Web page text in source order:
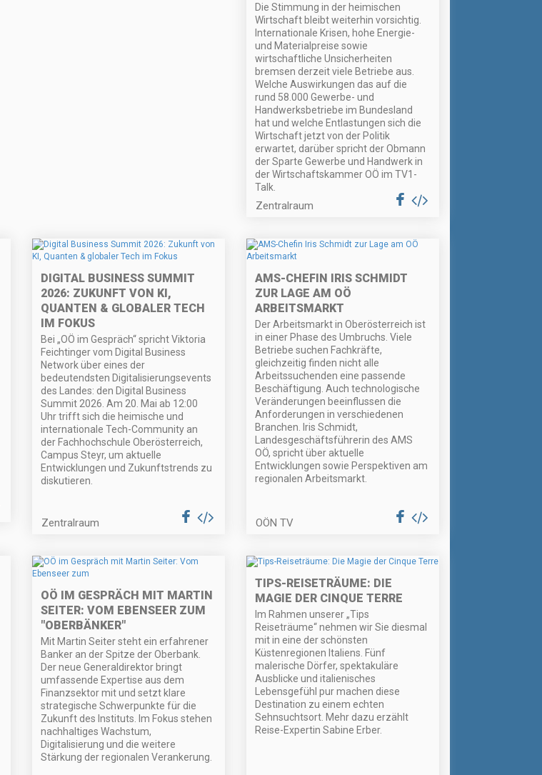
Die Stimmung in der heimischen
Wirtschaft bleibt weiterhin vorsichtig.
Internationale Krisen, hohe Energie-
und Materialpreise sowie
wirtschaftliche Unsicherheiten
bremsen derzeit viele Betriebe aus.
Welche Auswirkungen das auf die
rund 58.000 Gewerbe- und
Handwerksbetriebe im Bundesland
hat und welche Entlastungen sich die
Wirtschaft jetzt von der Politik
erwartet, darüber spricht der Obmann
der Sparte Gewerbe und Handwerk in
der Wirtschaftskammer OÖ im TV1-
Talk.
Zentralraum
DIGITAL BUSINESS SUMMIT
2026: ZUKUNFT VON KI,
QUANTEN & GLOBALER TECH
IM FOKUS
Bei „OÖ im Gespräch“ spricht Viktoria
Feichtinger vom Digital Business
Network über eines der
bedeutendsten Digitalisierungsevents
des Landes: den Digital Business
Summit 2026. Am 20. Mai ab 12:00
Uhr trifft sich die heimische und
internationale Tech-Community an
der Fachhochschule Oberösterreich,
Campus Steyr, um aktuelle
Entwicklungen und Zukunftstrends zu
diskutieren.
Zentralraum
AMS-CHEFIN IRIS SCHMIDT
ZUR LAGE AM OÖ
ARBEITSMARKT
Der Arbeitsmarkt in Oberösterreich ist
in einer Phase des Umbruchs. Viele
Betriebe suchen Fachkräfte,
gleichzeitig finden nicht alle
Arbeitssuchenden eine passende
Beschäftigung. Auch technologische
Veränderungen beeinflussen die
Anforderungen in verschiedenen
Branchen. Iris Schmidt,
Landesgeschäftsführerin des AMS
OÖ, spricht über aktuelle
Entwicklungen sowie Perspektiven am
regionalen Arbeitsmarkt.
OÖN TV
OÖ IM GESPRÄCH MIT MARTIN
SEITER: VOM EBENSEER ZUM
"OBERBÄNKER"
Mit Martin Seiter steht ein erfahrener
Banker an der Spitze der Oberbank.
Der neue Generaldirektor bringt
umfassende Expertise aus dem
Finanzsektor mit und setzt klare
strategische Schwerpunkte für die
Zukunft des Instituts. Im Fokus stehen
nachhaltiges Wachstum,
Digitalisierung und die weitere
Stärkung der regionalen Verankerung.
TIPS-REISETRÄUME: DIE
MAGIE DER CINQUE TERRE
Im Rahmen unserer „Tips
Reiseträume“ nehmen wir Sie diesmal
mit in eine der schönsten
Küstenregionen Italiens. Fünf
malerische Dörfer, spektakuläre
Ausblicke und italienisches
Lebensgefühl pur machen diese
Destination zu einem echten
Sehnsuchtsort. Mehr dazu erzählt
Reise-Expertin Sabine Erber.